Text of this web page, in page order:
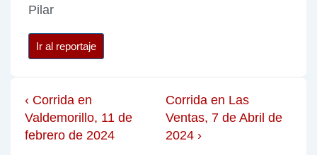
Pilar
Ir al reportaje
‹ Corrida en
Valdemorillo, 11 de
febrero de 2024
Corrida en Las
Ventas, 7 de Abril de
2024 ›